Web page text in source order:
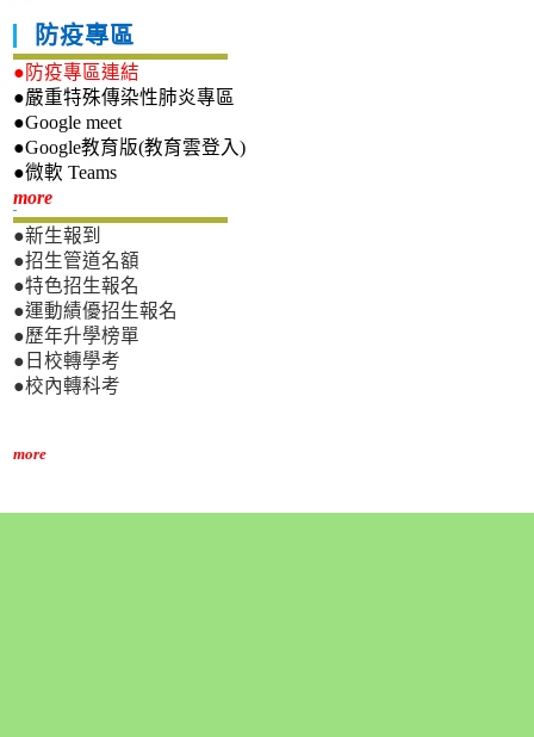
防疫專區
●防疫專區連結
●嚴重特殊傳染性肺炎專區
●Google meet
●Google教育版(教育雲登入)
●微軟 Teams
more新生專區
●新生報到
●招生管道名額
●特色招生報名
●運動績優招生報名
●歷年升學榜單
●日校轉學考
●校內轉科考
more